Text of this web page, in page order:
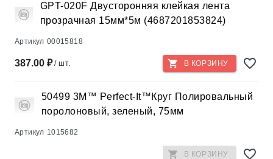
GPT-020F Двусторонняя клейкая лента
прозрачная 15мм*5м (4687201853824)
Артикул 00015818
387.00 ₽/ шт. В КОРЗИНУ
50499 3M™ Perfect-It™Круг Полировальный
поролоновый, зеленый, 75мм
Артикул 1015682
В КОРЗИНУ